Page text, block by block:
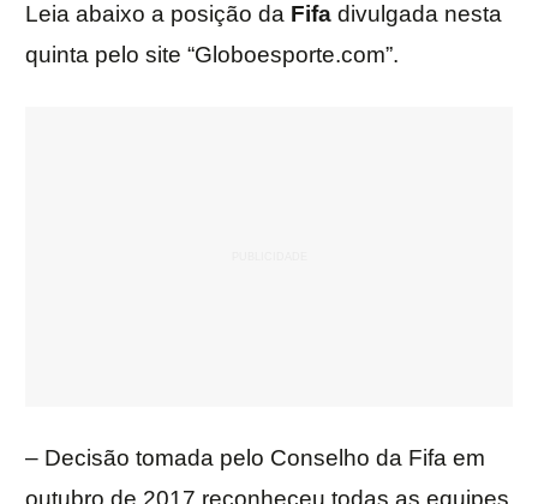
Leia abaixo a posição da Fifa divulgada nesta
quinta pelo site “Globoesporte.com”.
– Decisão tomada pelo Conselho da Fifa em